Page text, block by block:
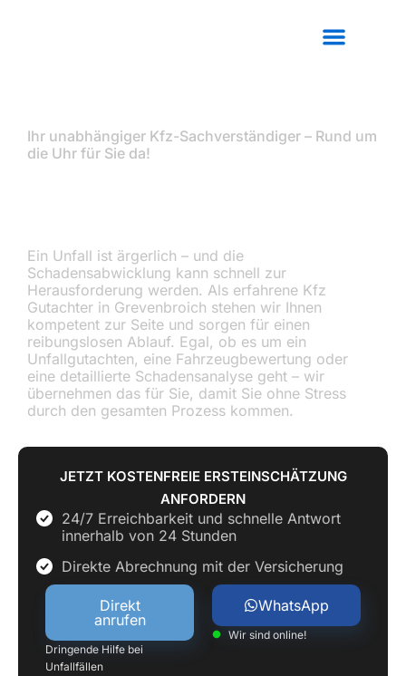
Ihr unabhängiger Kfz-Sachverständiger – Rund um
die Uhr für Sie da!
Ein Unfall ist ärgerlich – und die
Schadensabwicklung kann schnell zur
Herausforderung werden. Als erfahrene Kfz
Gutachter in Grevenbroich stehen wir Ihnen
kompetent zur Seite und sorgen für einen
reibungslosen Ablauf. Egal, ob es um ein
Unfallgutachten, eine Fahrzeugbewertung oder
eine detaillierte Schadensanalyse geht – wir
übernehmen das für Sie, damit Sie ohne Stress
durch den gesamten Prozess kommen.
JETZT KOSTENFREIE ERSTEINSCHÄTZUNG
ANFORDERN
24/7 Erreichbarkeit und schnelle Antwort
innerhalb von 24 Stunden
Direkte Abrechnung mit der Versicherung
Direkt
anrufen
Dringende Hilfe bei
Unfallfällen
WhatsApp
Wir sind online!